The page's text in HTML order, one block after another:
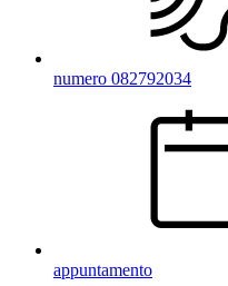
numero 082792034
appuntamento